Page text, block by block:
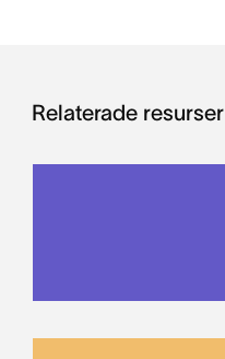
Relaterade resurser